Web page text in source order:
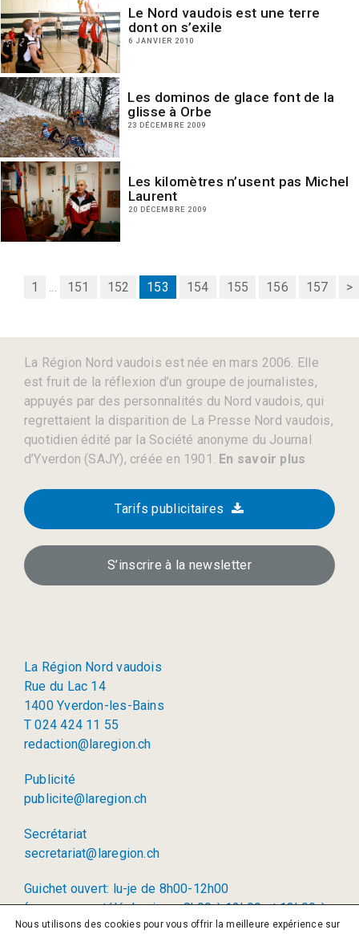
Le Nord vaudois est une terre
dont on s’exile
6 JANVIER 2010
Les dominos de glace font de la
glisse à Orbe
23 DÉCEMBRE 2009
Les kilomètres n’usent pas Michel
Laurent
20 DÉCEMBRE 2009
1 ... 151 152 153 154 155 156 157 >
La Région Nord vaudois est née en mars 2006. Elle
est fruit de la réflexion d’un groupe de journalistes,
appuyés par des personnalités du Nord vaudois, qui
regrettaient la disparition de La Presse Nord vaudois,
quotidien édité par la Société anonyme du Journal
d’Yverdon (SAJY), créée en 1901. En savoir plus
Tarifs publicitaires
S’inscrire à la newsletter
La Région Nord vaudois
Rue du Lac 14
1400 Yverdon-les-Bains
T 024 424 11 55
redaction@laregion.ch
Publicité
publicite@laregion.ch
Secrétariat
secretariat@laregion.ch
Guichet ouvert: lu-je de 8h00-12h00
(permanence téléphonique: 8h00 à 12h00 et 13h00 à
17h00)
Nous utilisons des cookies pour vous offrir la meilleure expérience sur